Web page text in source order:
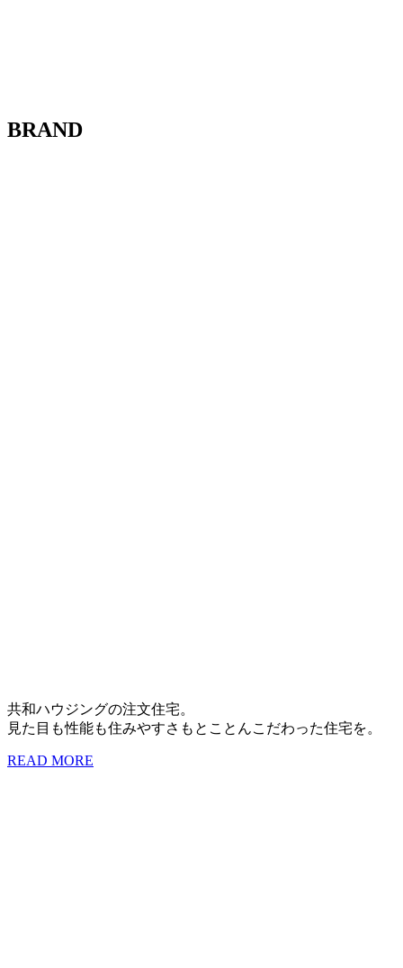
BRAND
共和ハウジングの注文住宅。
見た目も性能も住みやすさもとことんこだわった住宅を。
READ MORE